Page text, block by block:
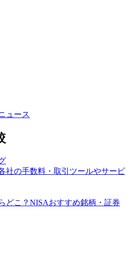
ュース
社の手数料・取引ツールやサービ
どこ？NISAおすすめ銘柄・証券